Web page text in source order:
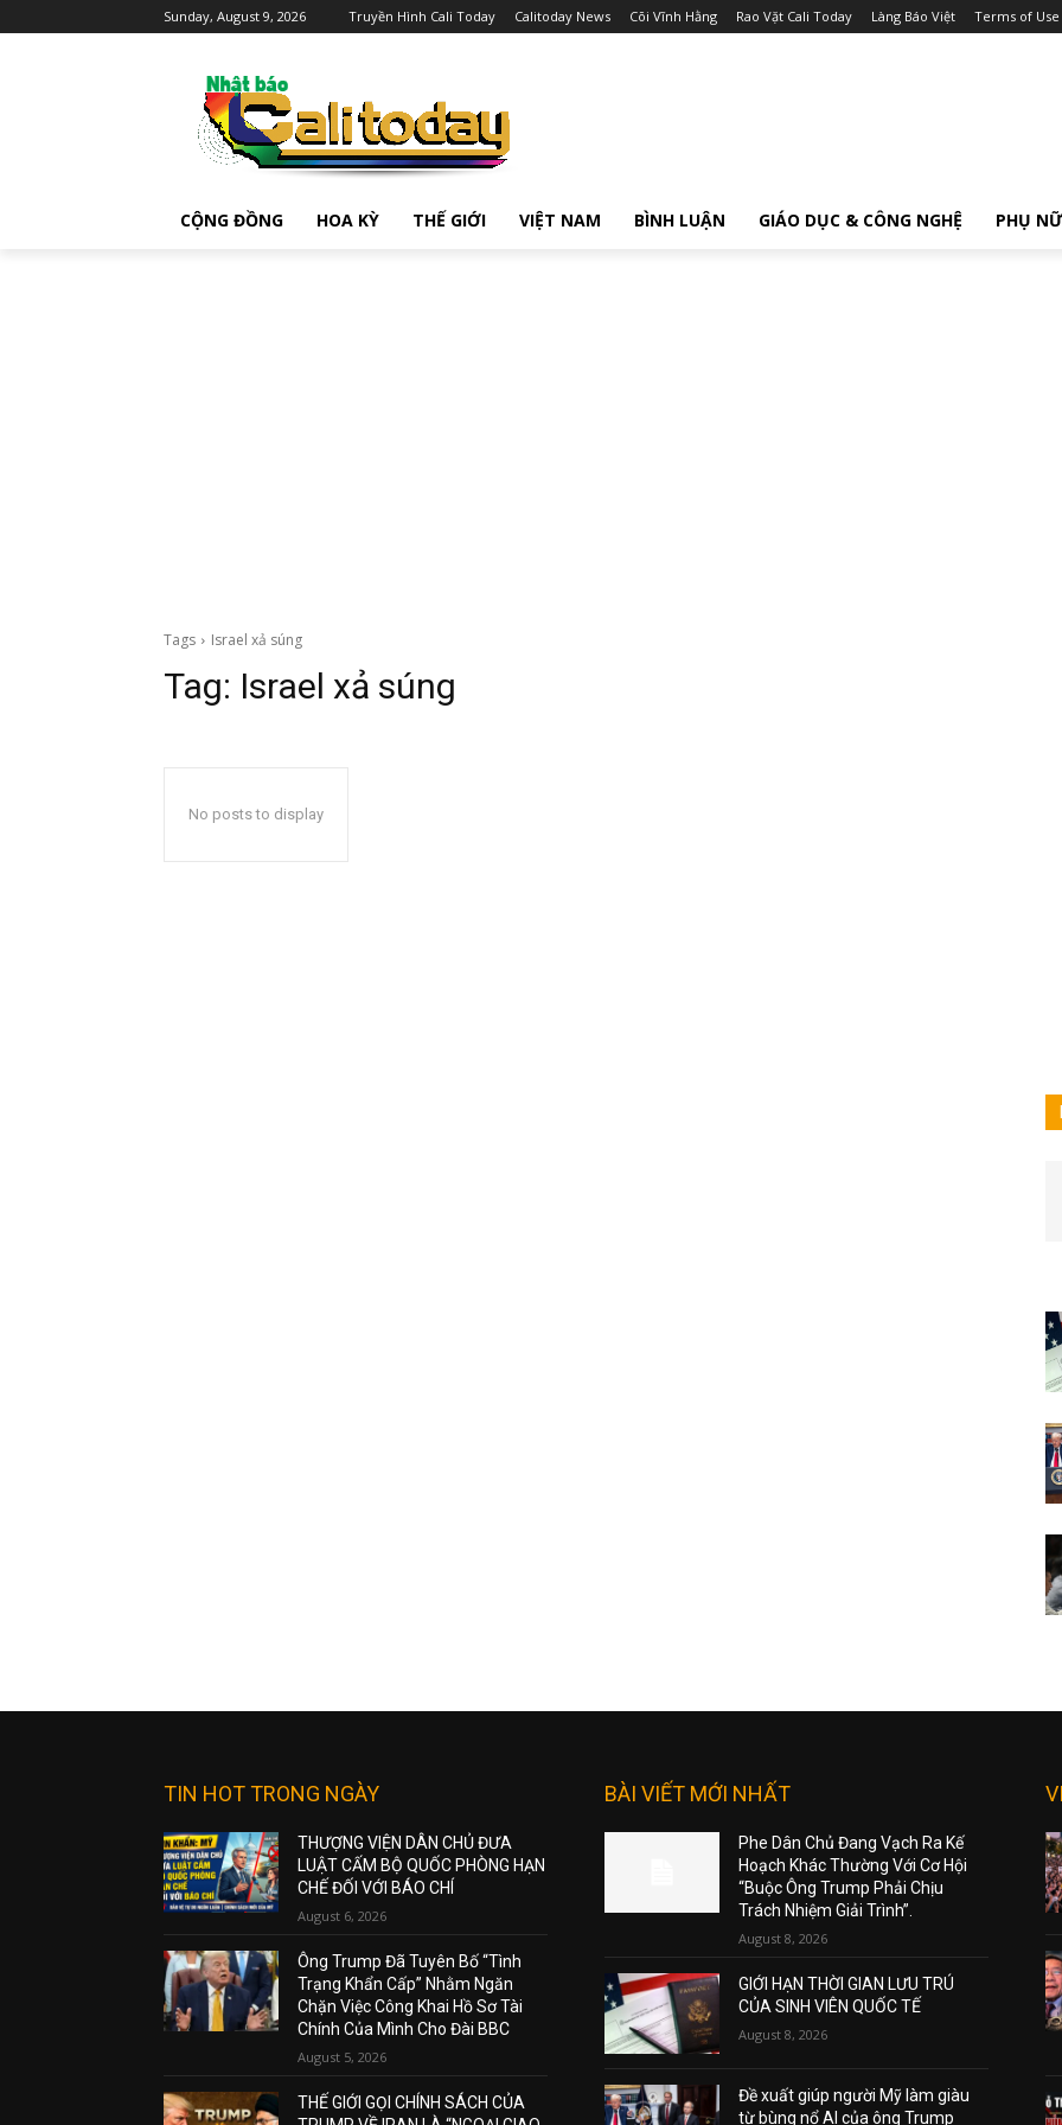
Sunday, August 9, 2026 Truyền Hình Cali Today Calitoday News Cõi Vĩnh Hằng Rao Vặt Cali Today Làng Báo Việt Terms of Use
CỘNG ĐỒNG HOA KỲ THẾ GIỚI VIỆT NAM BÌNH LUẬN GIÁO DỤC & CÔNG NGHỆ PHỤ NỮ
Tags Israel xả súng
Tag: Israel xả súng
No posts to display
TIN HOT TRONG NGÀY
THƯỢNG VIỆN DÂN CHỦ ĐƯA
LUẬT CẤM BỘ QUỐC PHÒNG HẠN
CHẾ ĐỐI VỚI BÁO CHÍ
August 6, 2026
Ông Trump Đã Tuyên Bố “Tình
Trạng Khẩn Cấp” Nhằm Ngăn
Chặn Việc Công Khai Hồ Sơ Tài
Chính Của Mình Cho Đài BBC
August 5, 2026
THẾ GIỚI GỌI CHÍNH SÁCH CỦA
BÀI VIẾT MỚI NHẤT
Phe Dân Chủ Đang Vạch Ra Kế
Hoạch Khác Thường Với Cơ Hội
“Buộc Ông Trump Phải Chịu
Trách Nhiệm Giải Trình”.
August 8, 2026
GIỚI HẠN THỜI GIAN LƯU TRÚ
CỦA SINH VIÊN QUỐC TẾ
August 8, 2026
Đề xuất giúp người Mỹ làm giàu
từ bùng nổ AI của ông Trump